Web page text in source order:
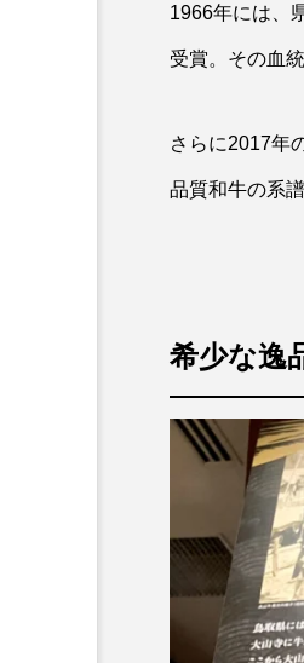
1966年には、
受賞。その血
さらに2017年
品質和牛の系
希少な逸